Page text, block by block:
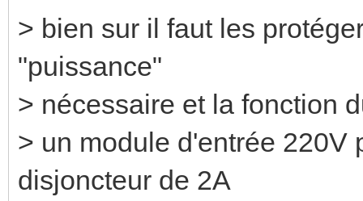
> bien sur il faut les
"puissance"
> nécessaire et la fonction
> un module d'entrée 220V
disjoncteur de 2A